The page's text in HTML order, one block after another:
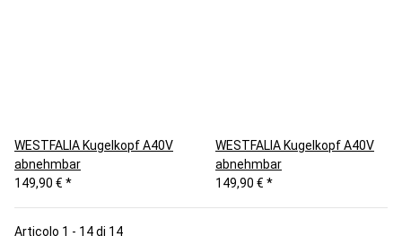
WESTFALIA Kugelkopf A40V
abnehmbar
149,90 € *
WESTFALIA Kugelkopf A40V
abnehmbar
149,90 € *
Articolo 1 - 14 di 14